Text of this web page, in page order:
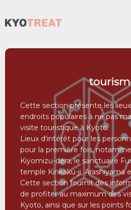
Cette section présente les
endroits populaires à ne pas
visite touristique à Kyoto.
Lieux d'intérêt pour les
pour la première fois,
Kiyomizu-dera, le sanctuaire
temple Kinkaku-ji, Arashiyama
Cette section fournit des
de profiter au maximum des
Kyoto, ainsi que sur les points